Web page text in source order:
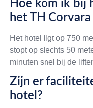
Hoe kom ik bij
het TH
Het hotel ligt op 750
stopt op slechts 50
minuten snel bij de
Zijn er
hotel?